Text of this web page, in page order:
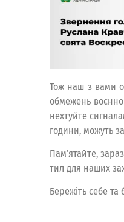
Тож наш з вами
обмежень
нехтуйте
години, можуть
Пам’ятайте,
тил для наших
Бережіть себе